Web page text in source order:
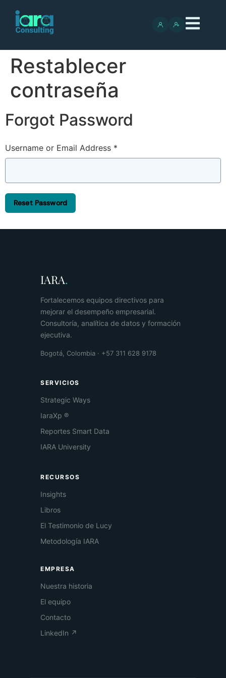
Restablecer
contraseña
Forgot Password
Username or Email Address *
IARA.
Fortalecemos equipos directivos para
mejorar el desempeño empresarial.
Consultoría, analítica de datos y formación
ejecutiva.
Bogotá, Colombia · +57 311 628 9178
SERVICIOS
Strategic Ways
IaraXp ®
Reportes Smart Data
IARA University
RECURSOS
Insights
Libros
El Testimonio de Lucy
Metodología IARA
EMPRESA
Nuestra historia
El equipo
Contacto
LinkedIn ↗